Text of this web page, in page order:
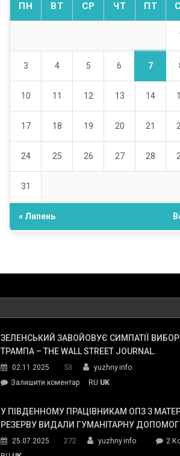
ПН ВТ СР ЧТ ПТ
3 4 5 6 7
10 11 12 13 14
17 18 19 20 21
24 25 26 27 28
31
« Липень
ЗЕЛЕНСЬКИЙ ЗАВОЙОВУЄ СИМПАТІЇ
ТРАМПА – THE WALL STREET JOURNAL.
02.11.2025 53
yuzhny.info
Залишити коментарon
завойовує
симпатії
Трампа
RU UK
У ПІВДЕННОМУ ПРАЦІВНИКАМ ОПЗ З
РЕЗЕРВУ ВИДАЛИ ГУМАНІТАРНУ
25.07.2025 272 yuzhny.info 2